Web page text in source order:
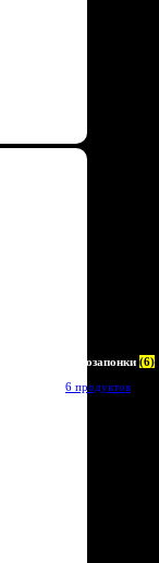
Автозапонки (6)
6 продуктов